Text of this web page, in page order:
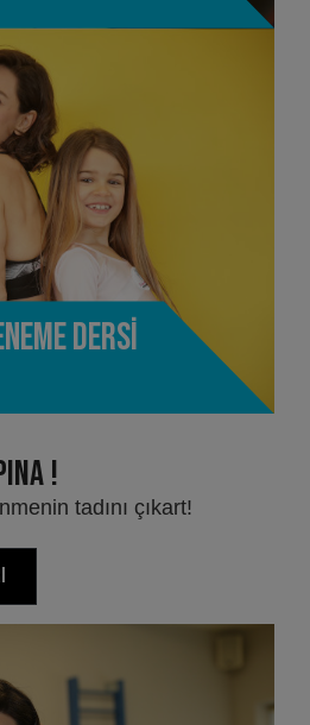
Dersi
!
tadını çıkart!